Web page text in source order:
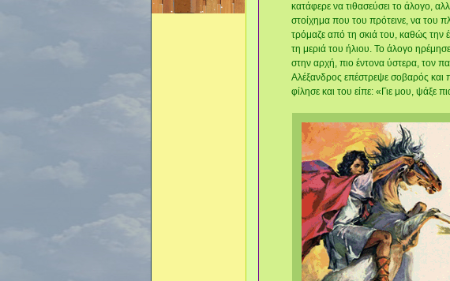
κατάφερε να τιθασεύσει το άλογο,
στοίχημα που του πρότεινε, να του
τρόμαζε από τη σκιά του, καθώς την
τη μεριά του ήλιου. Το άλογο
στην αρχή, πιο έντονα ύστερα, τον
Αλέξανδρος επέστρεψε σοβαρός
φίλησε και του είπε: «Γιε μου, ψάξε